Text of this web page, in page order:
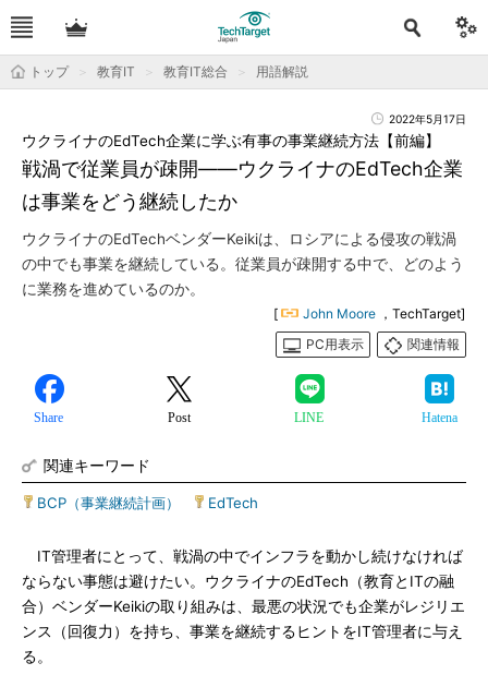
トップ 教育IT 教育IT総合 用語解説
2022年5月17日
戦渦で従業員が疎開――ウクライナのEdTech企業
は事業をどう継続したか
ウクライナのEdTech企業に学ぶ有事の事業継続方法【前編】
ウクライナのEdTechベンダーKeikiは、ロシアによる侵攻の戦渦
の中でも事業を継続している。従業員が疎開する中で、どのよう
に業務を進めているのか。
[ John Moore ，TechTarget]
PC用表示
関連情報
Share Post LINE Hatena
関連キーワード
BCP（事業継続計画） EdTech
IT管理者にとって、戦渦の中でインフラを動かし続けなければ
ならない事態は避けたい。ウクライナのEdTech（教育とITの融
合）ベンダーKeikiの取り組みは、最悪の状況でも企業がレジリエ
ンス（回復力）を持ち、事業を継続するヒントをIT管理者に与え
る。